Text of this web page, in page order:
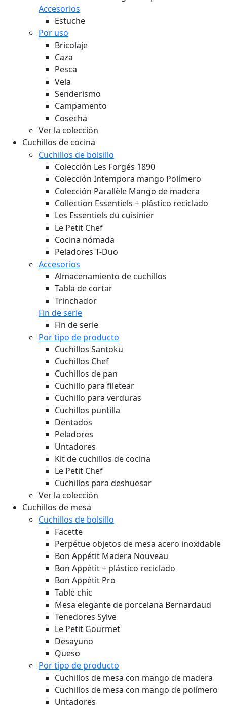
Accesorios
Estuche
Por uso
Bricolaje
Caza
Pesca
Vela
Senderismo
Campamento
Cosecha
Ver la colección
Cuchillos de cocina
Cuchillos de bolsillo
Colección Les Forgés 1890
Colección Intempora mango Polímero
Colección Parallèle Mango de madera
Collection Essentiels + plástico reciclado
Les Essentiels du cuisinier
Le Petit Chef
Cocina nómada
Peladores T-Duo
Accesorios
Almacenamiento de cuchillos
Tabla de cortar
Trinchador
Fin de serie
Fin de serie
Por tipo de producto
Cuchillos Santoku
Cuchillos Chef
Cuchillos de pan
Cuchillo para filetear
Cuchillo para verduras
Cuchillos puntilla
Dentados
Peladores
Untadores
Kit de cuchillos de cocina
Le Petit Chef
Cuchillos para deshuesar
Ver la colección
Cuchillos de mesa
Cuchillos de bolsillo
Facette
Perpétue objetos de mesa acero inoxidable
Bon Appétit Madera Nouveau
Bon Appétit + plástico reciclado
Bon Appétit Pro
Table chic
Mesa elegante de porcelana Bernardaud
Tenedores Sylve
Le Petit Gourmet
Desayuno
Queso
Por tipo de producto
Cuchillos de mesa con mango de madera
Cuchillos de mesa con mango de polímero
Untadores